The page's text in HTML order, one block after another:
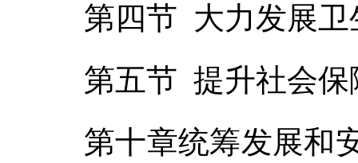
第四节 大力发展卫
第五节 提升社会保
第十章统筹发展和